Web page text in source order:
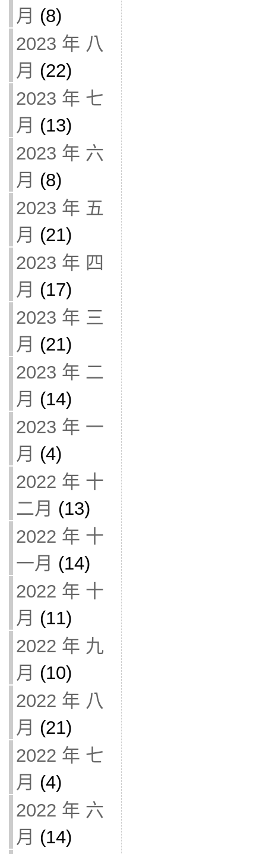
月 (8)
2023 年 八
月 (22)
2023 年 七
月 (13)
2023 年 六
月 (8)
2023 年 五
月 (21)
2023 年 四
月 (17)
2023 年 三
月 (21)
2023 年 二
月 (14)
2023 年 一
月 (4)
2022 年 十
二月 (13)
2022 年 十
一月 (14)
2022 年 十
月 (11)
2022 年 九
月 (10)
2022 年 八
月 (21)
2022 年 七
月 (4)
2022 年 六
月 (14)